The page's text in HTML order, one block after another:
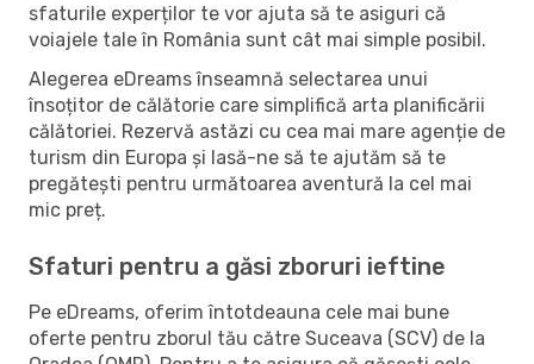
sfaturile experților te vor ajuta să te asiguri că
voiajele tale în România sunt cât mai simple posibil.
Alegerea eDreams înseamnă selectarea unui
însoțitor de călătorie care simplifică arta planificării
călătoriei. Rezervă astăzi cu cea mai mare agenție de
turism din Europa și lasă-ne să te ajutăm să te
pregătești pentru următoarea aventură la cel mai
mic preț.
Sfaturi pentru a găsi zboruri ieftine
Pe eDreams, oferim întotdeauna cele mai bune
oferte pentru zborul tău către Suceava (SCV) de la